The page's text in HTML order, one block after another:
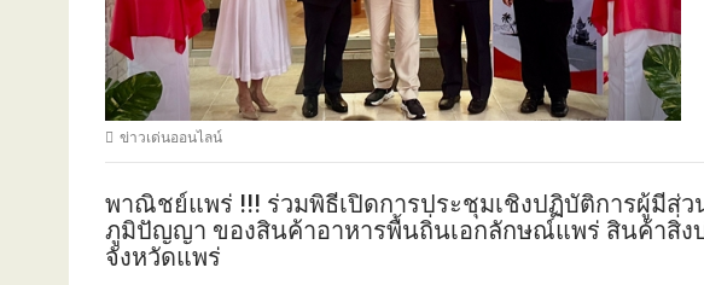
ข่าวเด่นออนไลน์
พาณิชย์แพร่ !!! ร่วมพิธีเปิดการประชุมเชิงปฏิบัติการผู้มีส่ว
ภูมิปัญญา ของสินค้าอาหารพื้นถิ่นเอกลักษณ์แพร่ สินค้าสิ่ง
จังหวัดแพร่